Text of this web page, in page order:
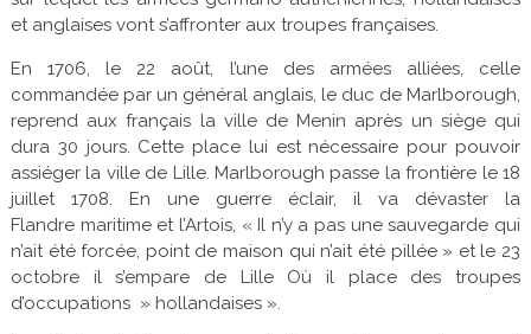
et anglaises vont s’affronter aux troupes françaises.
En 1706, le 22 août, l’une des armées alliées, celle
commandée par un général anglais, le duc de Marlborough,
reprend aux français la ville de Menin après un siège qui
dura 30 jours. Cette place lui est nécessaire pour pouvoir
assiéger la ville de Lille. Marlborough passe la frontière le 18
juillet 1708. En une guerre éclair, il va dévaster la
Flandre maritime et l’Artois, « Il n’y a pas une sauvegarde qui
n’ait été forcée, point de maison qui n’ait été pillée » et le 23
octobre il s’empare de Lille Où il place des troupes
d’occupations » hollandaises ».